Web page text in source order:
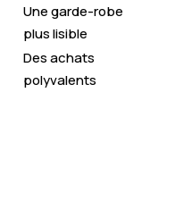
Une garde-robe
plus lisible
Des achats
polyvalents